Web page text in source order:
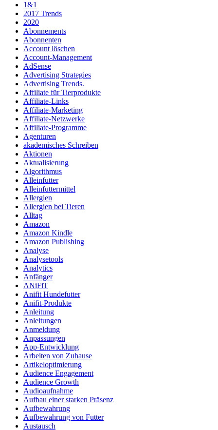
1&1
2017 Trends
2020
Abonnements
Abonnenten
Account löschen
Account-Management
AdSense
Advertising Strategies
Advertising Trends.
Affiliate für Tierprodukte
Affiliate-Links
Affiliate-Marketing
Affiliate-Netzwerke
Affiliate-Programme
Agenturen
akademisches Schreiben
Aktionen
Aktualisierung
Algorithmus
Alleinfutter
Alleinfuttermittel
Allergien
Allergien bei Tieren
Alltag
Amazon
Amazon Kindle
Amazon Publishing
Analyse
Analysetools
Analytics
Anfänger
ANiFiT
Anifit Hundefutter
Anifit-Produkte
Anleitung
Anleitungen
Anmeldung
Anpassungen
App-Entwicklung
Arbeiten von Zuhause
Artikeloptimierung
Audience Engagement
Audience Growth
Audioaufnahme
Aufbau einer starken Präsenz
Aufbewahrung
Aufbewahrung von Futter
Austausch